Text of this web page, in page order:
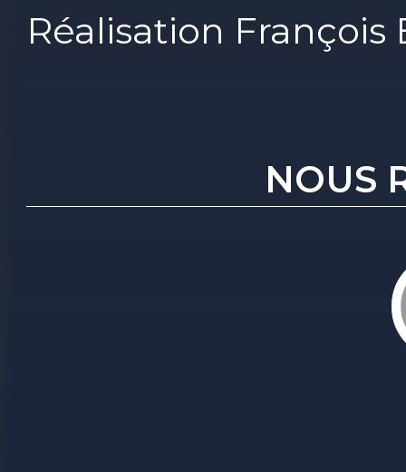
Réalisation François
NOUS